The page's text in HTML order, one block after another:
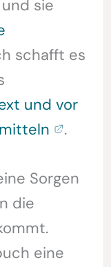
sie
schafft es
und vor
.
Sorgen
die
eine